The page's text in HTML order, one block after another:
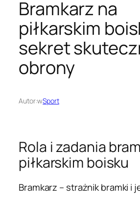
Bramkarz na
piłkarskim
sekret
obrony
Autor:wSport
Rola i zadania
piłkarskim boisku
Bramkarz – strażnik bramki i